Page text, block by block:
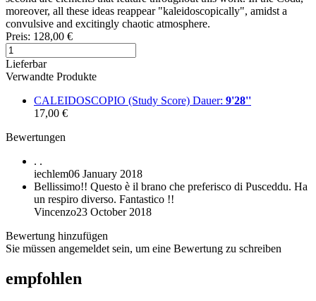
moreover, all these ideas reappear "kaleidoscopically", amidst a
convulsive and excitingly chaotic atmosphere.
Preis: 128,00 €
Lieferbar
Verwandte Produkte
CALEIDOSCOPIO (Study Score) Dauer: 9'28''
17,00 €
Bewertungen
. .
iechlem06 January 2018
Bellissimo!! Questo è il brano che preferisco di Pusceddu. Ha
un respiro diverso. Fantastico !!
Vincenzo23 October 2018
Bewertung hinzufügen
Sie müssen angemeldet sein, um eine Bewertung zu schreiben
empfohlen